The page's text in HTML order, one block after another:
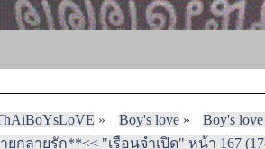
» Boy's love»
Boy's
กลายรัก**<< "เรือนจำเปิด" หน้า 167